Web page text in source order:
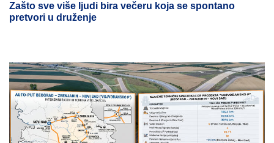
Zašto sve više ljudi bira večeru koja se spontano
pretvori u druženje